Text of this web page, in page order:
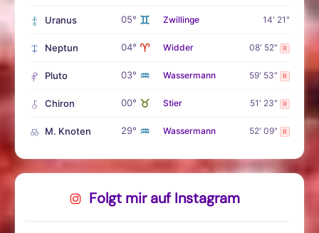
Uranus 05° ♊ Zwillinge 14' 21"
Neptun 04° ♈ Widder 08' 52" R
Pluto 03° ♒ Wassermann 59' 53" R
Chiron 00° ♉ Stier 51' 23" R
M. Knoten 29° ♒ Wassermann 52' 09" R
Folgt mir auf Instagram